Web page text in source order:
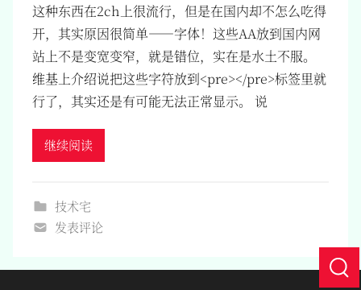
这种东西在2ch上很流行，但是在国内却不怎么吃得
开，其实原因很简单——字体！这些AA放到国内网
站上不是变宽变窄，就是错位，实在是水土不服。
维基上介绍说把这些字符放到<pre></pre>标签里就
行了，其实还是有可能无法正常显示。 说
继续阅读
技术宅
发表评论